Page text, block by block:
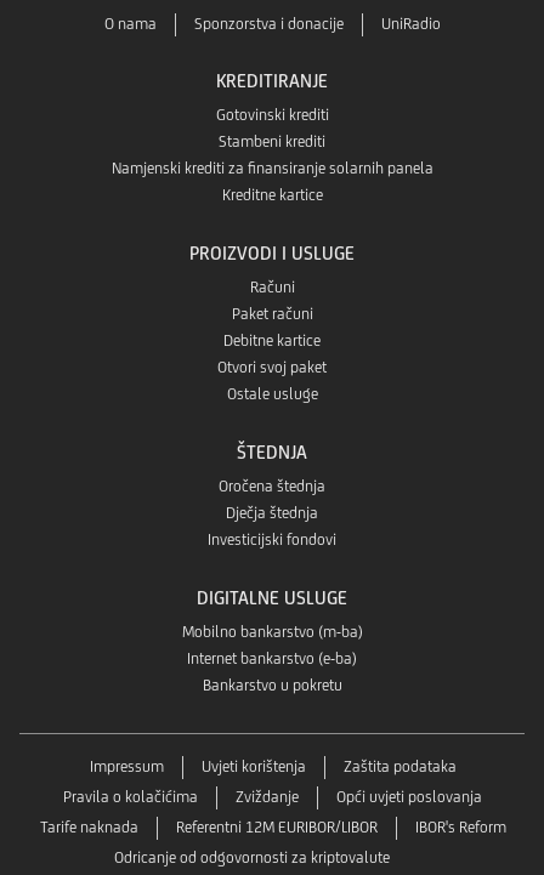
O nama Sponzorstva i donacije UniRadio
KREDITIRANJE
Gotovinski krediti
Stambeni krediti
Namjenski krediti za finansiranje solarnih panela
Kreditne kartice
PROIZVODI I USLUGE
Računi
Paket računi
Debitne kartice
Otvori svoj paket
Ostale usluge
ŠTEDNJA
Oročena štednja
Dječja štednja
Investicijski fondovi
DIGITALNE USLUGE
Mobilno bankarstvo (m-ba)
Internet bankarstvo (e-ba)
Bankarstvo u pokretu
Impressum Uvjeti korištenja
Zaštita podataka
Pravila o kolačićima
Zviždanje
Opći uvjeti poslovanja
Tarife naknada
Referentni 12M EURIBOR/LIBOR
IBOR's Reform
Odricanje od odgovornosti za kriptovalute